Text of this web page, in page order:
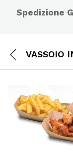
Spedizione